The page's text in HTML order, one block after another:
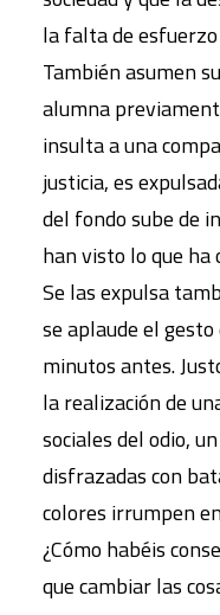
la falta de
También asumen
alumna
insulta a una
justicia, es
del fondo sube de
han visto lo que ha
Se las expulsa
se aplaude el
minutos antes.
la realización de
sociales del odio,
disfrazadas con
colores irrumpen
¿Cómo habéis
que cambiar las